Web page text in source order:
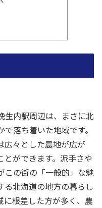
生内駅周辺は、まさに北
落ち着いた地域です。
広々とした農地が広が
とができます。派手さや
この街の「一般的」な魅
る北海道の地方の暮らし
に根差した方が多く、農